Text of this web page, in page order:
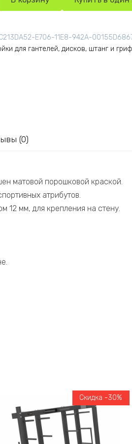
E706-11E8-942A-
для гантелей, дисков, штанг и
(0)
матовой порошковой краской.
атрибутов.
12 мм, для крепления на стену.
Скидка -30%